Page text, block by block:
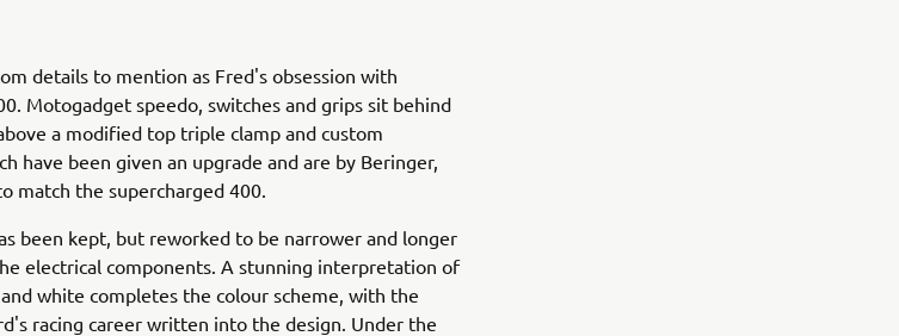
details to mention as Fred's obsession with
Motogadget speedo, switches and grips sit behind
a modified top triple clamp and custom
have been given an upgrade and are by Beringer,
match the supercharged 400.
been kept, but reworked to be narrower and longer
electrical components. A stunning interpretation of
white completes the colour scheme, with the
racing career written into the design. Under the